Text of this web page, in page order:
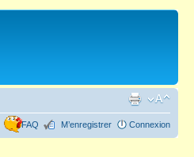
FAQ M’enregistrer Connexion